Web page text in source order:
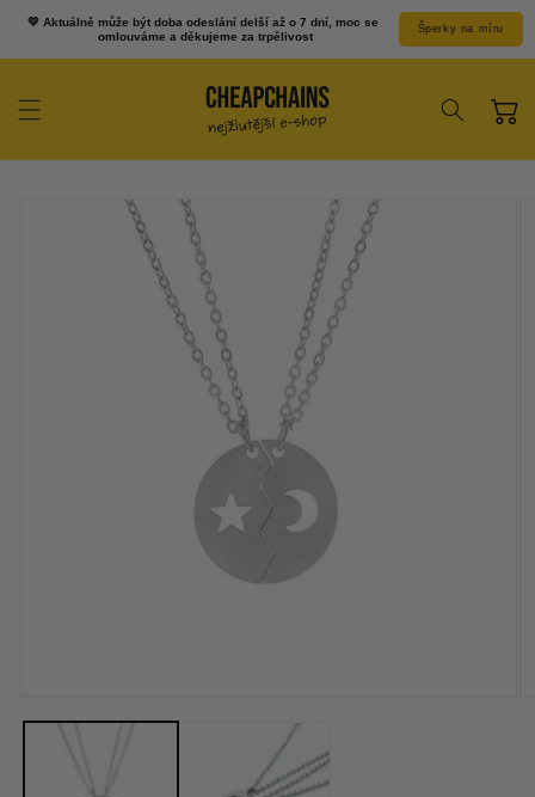
💛 Aktuálně může být doba odeslání delší až o 7 dní, moc se
omlouváme a děkujeme za trpělivost
Šperky na míru
Přejít k
Košík
multimédia